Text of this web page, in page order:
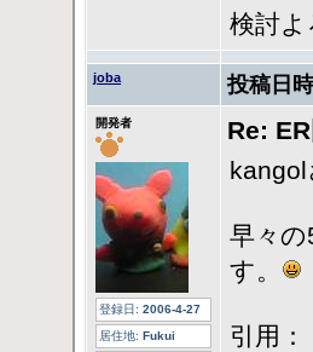
検討
joba 投稿日
開発者
登録日: 2006-4-27
居住地: Fukui
Re:
早々
す。
引用：